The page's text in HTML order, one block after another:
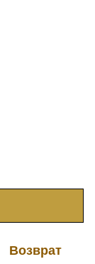
Возврат